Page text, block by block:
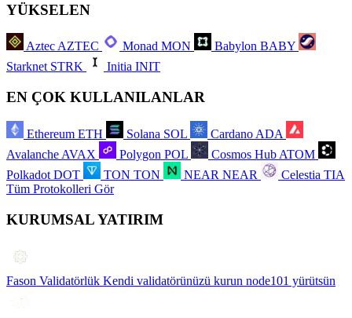
YÜKSELEN
AztecAZTEC Monad MON Babylon BABY
Starknet STRK Initia INIT
EN ÇOK KULLANILANLAR
Ethereum ETH Solana SOL Cardano ADA
Avalanche AVAX Polygon POL Cosmos Hub ATOM
Polkadot DOT TON TON NEAR NEAR Celestia TIA
Tüm Protokolleri Gör
KURUMSAL YATIRIM
Fason Validatörlük Kendi validatörünüzü kurun node101 yürütsün